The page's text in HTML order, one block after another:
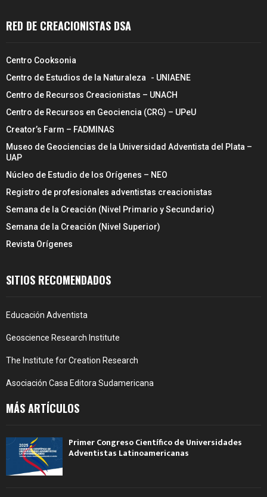
RED DE CREACIONISTAS DSA
Centro Cooksonia
Centro de Estudios de la Naturaleza - UNIAENE
Centro de Recursos Creacionistas – UNACH
Centro de Recursos en Geociencia (CRG) – UPeU
Creator’s Farm – FADMINAS
Museo de Geociencias de la Universidad Adventista del Plata –
UAP
Núcleo de Estudio de los Orígenes – NEO
Registro de profesionales adventistas creacionistas
Semana de la Creación (Nivel Primario y Secundario)
Semana de la Creación (Nivel Superior)
Revista Orígenes
SITIOS RECOMENDADOS
Educación Adventista
Geoscience Research Institute
The Institute for Creation Research
Asociación Casa Editora Sudamericana
MÁS ARTÍCULOS
Primer Congreso Científico de Universidades
Adventistas Latinoamericanas